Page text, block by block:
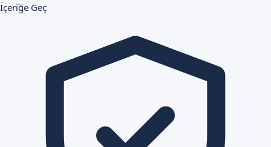
İçeriğe Geç